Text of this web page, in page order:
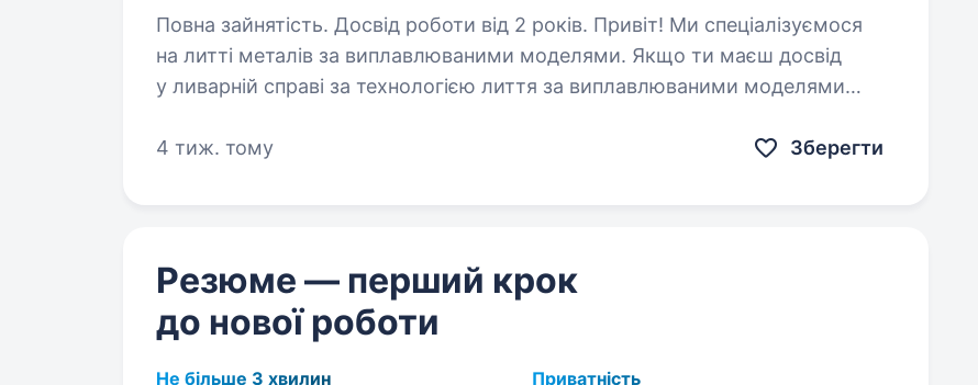
Повна зайнятість. Досвід роботи від 2 років. Привіт! Ми спеціалізуємося
на литті металів за виплавлюваними моделями. Якщо ти маєш досвід
у ливарній справі за технологією лиття за виплавлюваними моделями
4 тиж. тому
Зберегти
Резюме — перший крок
до нової роботи
Не більше 3 хвилин
Приватність